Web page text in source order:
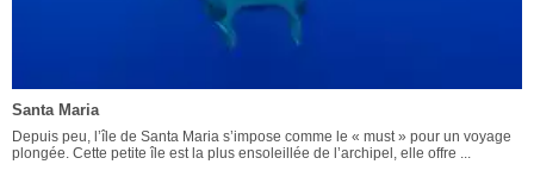
Santa Maria
Depuis peu, l’île de Santa Maria s’impose comme le « must » pour un voyage
plongée. Cette petite île est la plus ensoleillée de l’archipel, elle offre ...